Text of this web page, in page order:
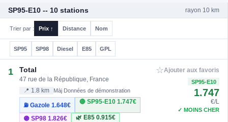
SP95-E10 -- 10 stations rayon 10 km
Trier par : Prix ↑ Distance Nom
SP95 SP98 Diesel E85 GPL
1 Total
47 rue de la République, France
📍 1.8 km Màj Données de démonstration
⛽ Gazole1.648€
🔴 SP95-E10 1.747€
🟣 SP981.826€ 🌿 E85 0.915€
☆Ajouter aux favoris
SP95-E10
1.747
€/L
✓ MOINS CHER